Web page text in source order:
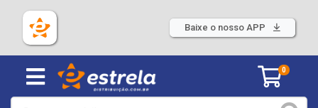
Baixe o nosso APP
0